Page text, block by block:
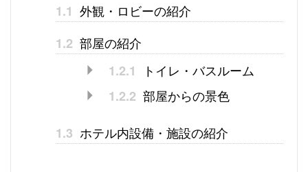
1.1 外観・ロビーの紹介
1.2 部屋の紹介
1.2.1
トイレ・バスルーム
1.2.2 部屋からの景色
1.3 ホテル内設備・施設の紹介